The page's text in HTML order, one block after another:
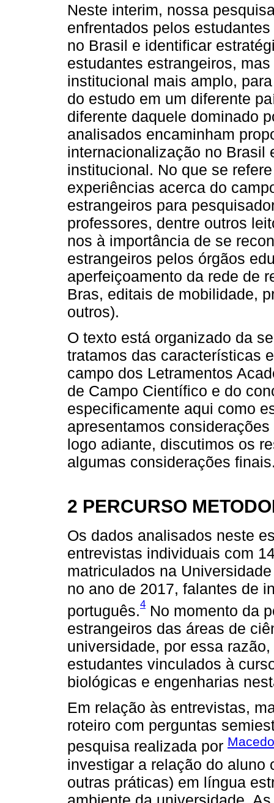
Neste interim, nossa
enfrentados pelos
no Brasil e identificar
estudantes estrangeiros,
institucional mais amplo,
do estudo em um diferente
diferente daquele dominado
analisados encaminham
internacionalização no Brasil
institucional. No que se
experiências acerca do
estrangeiros para
professores, dentre outros
nos à importância de se
estrangeiros pelos órgãos
aperfeiçoamento da rede de
Bras, editais de mobilidade,
outros).
O texto está organizado da
tratamos das características
campo dos Letramentos
de Campo Científico e do
especificamente aqui como
apresentamos
logo adiante, discutimos os
algumas considerações
2 PERCURSO
Os dados analisados neste
entrevistas individuais com
matriculados na
no ano de 2017, falantes de
português.4 No momento da
estrangeiros das áreas de
universidade, por essa
estudantes vinculados à
biológicas e engenharias
Em relação às entrevistas,
roteiro com perguntas
pesquisa realizada por
investigar a relação do aluno
outras práticas) em língua